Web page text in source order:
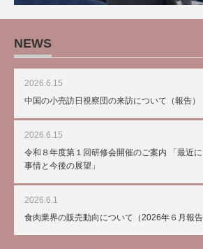
NEWS
2026.6.15
中国の小売訪日視察団の来訪について（報告）
2026.6.15
令和８年度第１回研修会開催のご案内 「最近
事情と今後の展望」
2026.6.1
食肉業界の販売動向について（2026年６月報告